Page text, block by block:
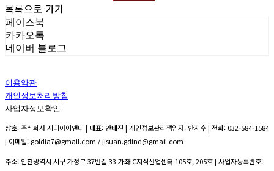
목록으로 가기
페이스북
카카오톡
네이버 블로그
이용약관
개인정보처리방침
사업자정보확인
상호: 주식회사 지디아이앤디 | 대표: 안태진 | 개인정보관리책임자: 안지수 | 전화: 032-584-1584
| 이메일: goldia7@gmail.com / jisuan.gdind@gmail.com
주소: 인천광역시 서구 가정로 37번길 33 가좌IC지식산업센터 105호, 205호 | 사업자등록번호: